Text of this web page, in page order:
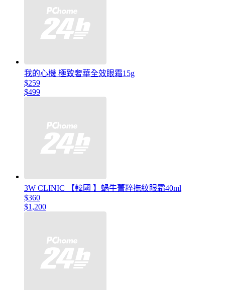
我的心機 極致奢華全效眼霜15g
$259
$499
3W CLINIC 【韓國 】蝸牛菁粹撫紋眼霜40ml
$360
$1,200